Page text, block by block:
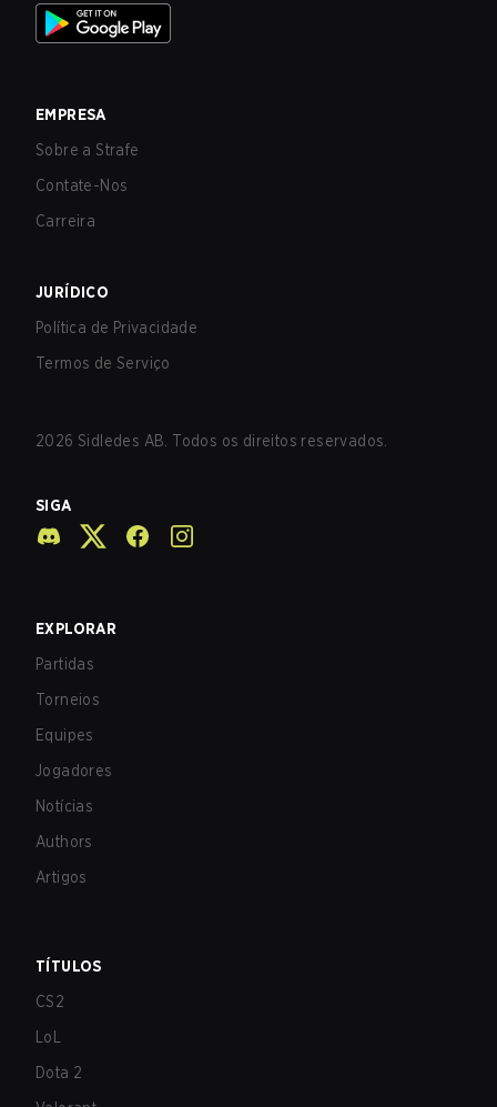
EMPRESA
Sobre a Strafe
Contate-Nos
Carreira
JURÍDICO
Política de Privacidade
Termos de Serviço
2026 Sidledes AB. Todos os direitos reservados.
SIGA
EXPLORAR
Partidas
Torneios
Equipes
Jogadores
Notícias
Authors
Artigos
TÍTULOS
CS2
LoL
Dota 2